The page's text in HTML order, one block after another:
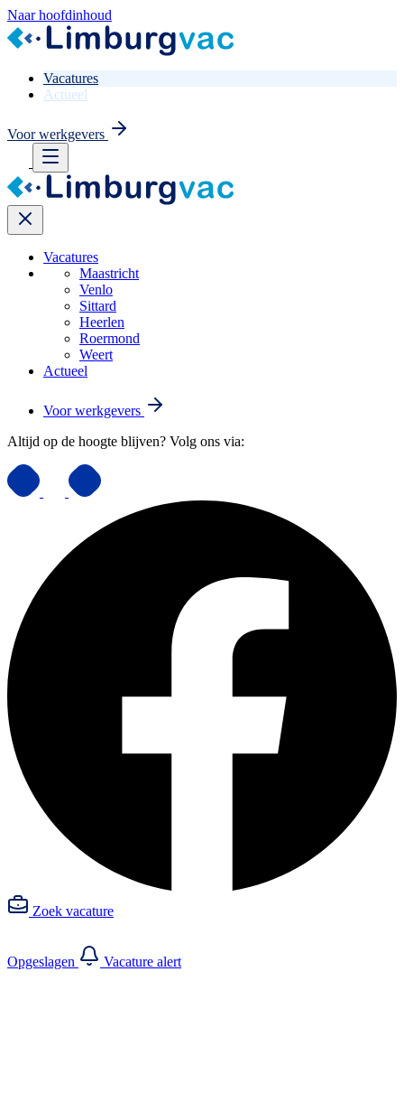
Naar hoofdinhoud
Vacatures
Actueel
Voor werkgevers
Vacatures
Maastricht
Venlo
Sittard
Heerlen
Roermond
Weert
Actueel
Voor werkgevers
Altijd op de hoogte blijven? Volg ons via:
Zoek vacature
Opgeslagen Vacature alert